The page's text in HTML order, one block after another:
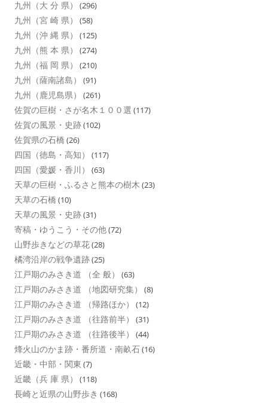
九州（大 分 県） (296)
九州（宮 崎 県） (58)
九州（沖 縄 県） (125)
九州（熊 本 県） (274)
九州（福 岡 県） (210)
九州（薩南諸島） (91)
九州（鹿児島県） (261)
佐賀の巨樹・さが名木１００選 (117)
佐賀の風景・史跡(102)
佐賀県の石橋 (26)
四国（徳島・高知） (117)
四国（愛媛・香川） (63)
天草の巨樹・ふるさと熊本の樹木 (23)
天草の石橋 (10)
天草の風景・史跡(31)
寄稿・ゆうこう・その他(72)
山野歩きなどの草花(28)
橘湾沿岸の戦争遺跡(25)
江戸期のみさき道 （全 般） (63)
江戸期のみさき道 （地図研究集） (8)
江戸期のみさき道 （帰路ほか） (12)
江戸期のみさき道 （往路前半） (31)
江戸期のみさき道 （往路後半） (44)
烽火山のかま跡・番所道・南畝石(16)
近畿・中部・関東 (7)
近畿（兵 庫 県） (118)
長崎と近県の山野歩き (168)